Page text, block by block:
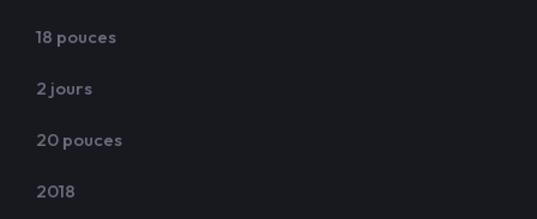
18 pouces
2 jours
20 pouces
2018